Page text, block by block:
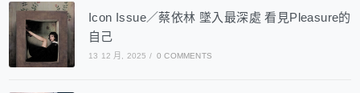
Icon Issue／蔡依林 墜入最深處 看見Pleasure的
自己
13 12 月, 2025 / 0 COMMENTS